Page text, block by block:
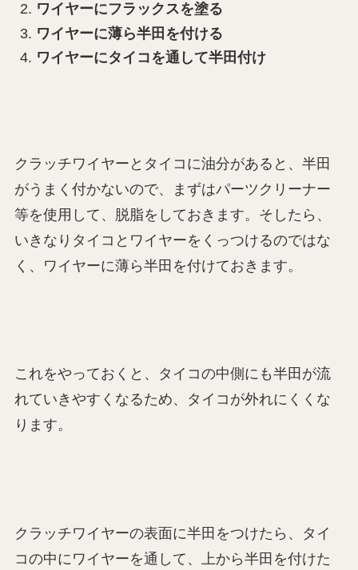
ワイヤーにフラックスを塗る
ワイヤーに薄ら半田を付ける
ワイヤーにタイコを通して半田付け
クラッチワイヤーとタイコに油分があると、半田
がうまく付かないので、まずはパーツクリーナー
等を使用して、脱脂をしておきます。そしたら、
いきなりタイコとワイヤーをくっつけるのではな
く、ワイヤーに薄ら半田を付けておきます。
これをやっておくと、タイコの中側にも半田が流
れていきやすくなるため、タイコが外れにくくな
ります。
クラッチワイヤーの表面に半田をつけたら、タイ
コの中にワイヤーを通して、上から半田を付けた